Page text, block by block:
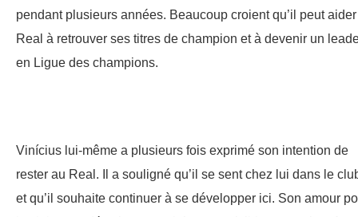
pendant plusieurs années. Beaucoup croient qu’il peut
Real à retrouver ses titres de champion et à devenir un
en Ligue des champions.
Vinícius lui-même a plusieurs fois exprimé son intention de
rester au Real. Il a souligné qu’il se sent chez lui dans le
et qu’il souhaite continuer à se développer ici. Son amour